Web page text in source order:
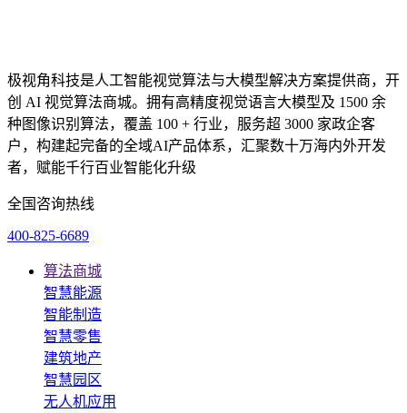
极视角科技是人工智能视觉算法与大模型解决方案提供商，开
创 AI 视觉算法商城。拥有高精度视觉语言大模型及 1500 余
种图像识别算法，覆盖 100 + 行业，服务超 3000 家政企客
户，构建起完备的全域AI产品体系，汇聚数十万海内外开发
者，赋能千行百业智能化升级
全国咨询热线
400-825-6689
算法商城
智慧能源
智能制造
智慧零售
建筑地产
智慧园区
无人机应用